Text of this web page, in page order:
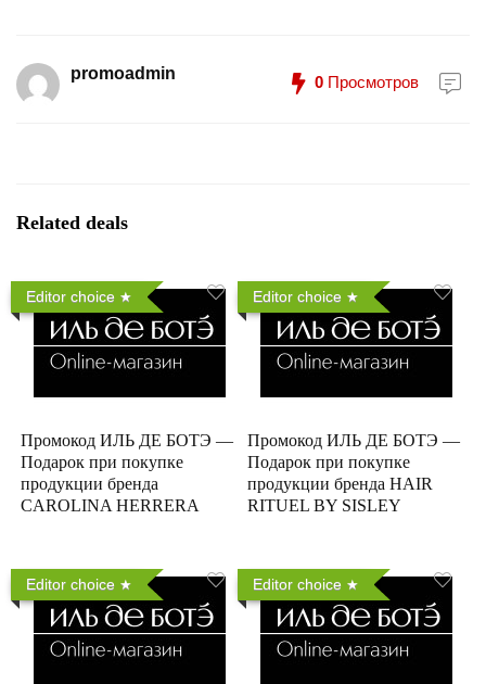
promoadmin 0 Просмотров
Related deals
Editor choice
Промокод ИЛЬ ДЕ БОТЭ —
Подарок при покупке
продукции бренда
CAROLINA HERRERA
Editor choice
Промокод ИЛЬ ДЕ БОТЭ —
Подарок при покупке
продукции бренда HAIR
RITUEL BY SISLEY
Editor choice Editor choice